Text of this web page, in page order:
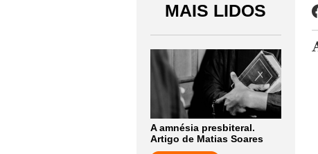
MAIS LIDOS
A amnésia presbiteral.
Artigo de Matias Soares